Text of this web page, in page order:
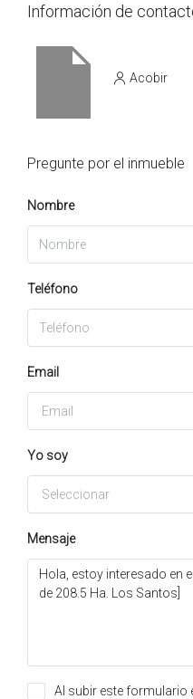
Información de
Acobir
Pregunte por el inmueble
Nombre
Teléfono
Email
Yo soy
Seleccionar
Mensaje
Al subir este formulario